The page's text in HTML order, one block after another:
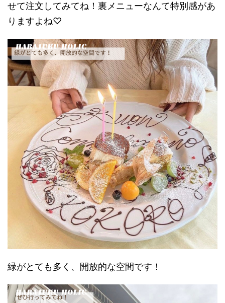
せて注文してみてね！裏メニューなんて特別感があ
りますよね♡
緑がとても多く、開放的な空間です！